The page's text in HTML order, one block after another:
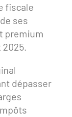
fiscale
ses
premium
2025.
dépasser